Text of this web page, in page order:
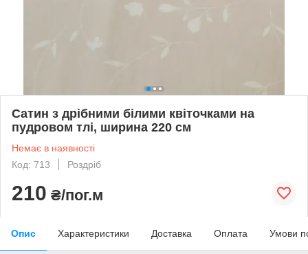
Сатин з дрібними білими квіточками на
пудровом тлі, ширина 220 см
Немає в наявності
Код: 713
Роздріб
210 ₴/пог.м
Опис Характеристики Доставка Оплата Умови